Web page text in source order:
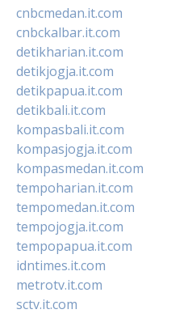
cnbcmedan.it.com
cnbckalbar.it.com
detikharian.it.com
detikjogja.it.com
detikpapua.it.com
detikbali.it.com
kompasbali.it.com
kompasjogja.it.com
kompasmedan.it.com
tempoharian.it.com
tempomedan.it.com
tempojogja.it.com
tempopapua.it.com
idntimes.it.com
metrotv.it.com
sctv.it.com